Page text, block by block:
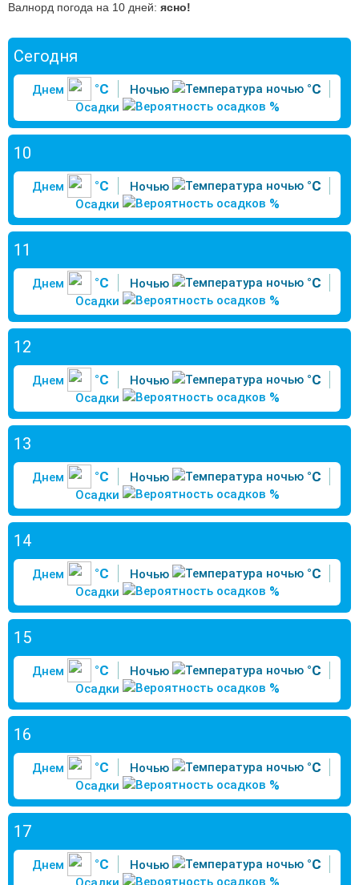
Валнорд погода на 10 дней: ясно!
Сегодня
Днем °C Ночью °C
Осадки %
10
Днем °C Ночью °C
Осадки %
11
Днем °C Ночью °C
Осадки %
12
Днем °C Ночью °C
Осадки %
13
Днем °C Ночью °C
Осадки %
14
Днем °C Ночью °C
Осадки %
15
Днем °C Ночью °C
Осадки %
16
Днем °C Ночью °C
Осадки %
17
Днем °C Ночью °C
%